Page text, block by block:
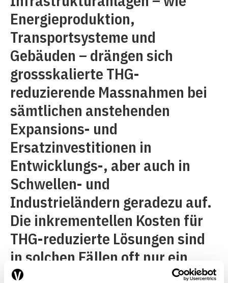
Energieproduktion,
Transportsysteme und
Gebäuden – drängen sich
grossskalierte THG-
reduzierende Massnahmen bei
sämtlichen anstehenden
Expansions- und
Ersatzinvestitionen in
Entwicklungs-, aber auch in
Schwellen- und
Industrieländern geradezu auf.
Die inkrementellen Kosten für
THG-reduzierte Lösungen sind
in solchen Fällen oft nur ein
Bruchteil der ohnehin